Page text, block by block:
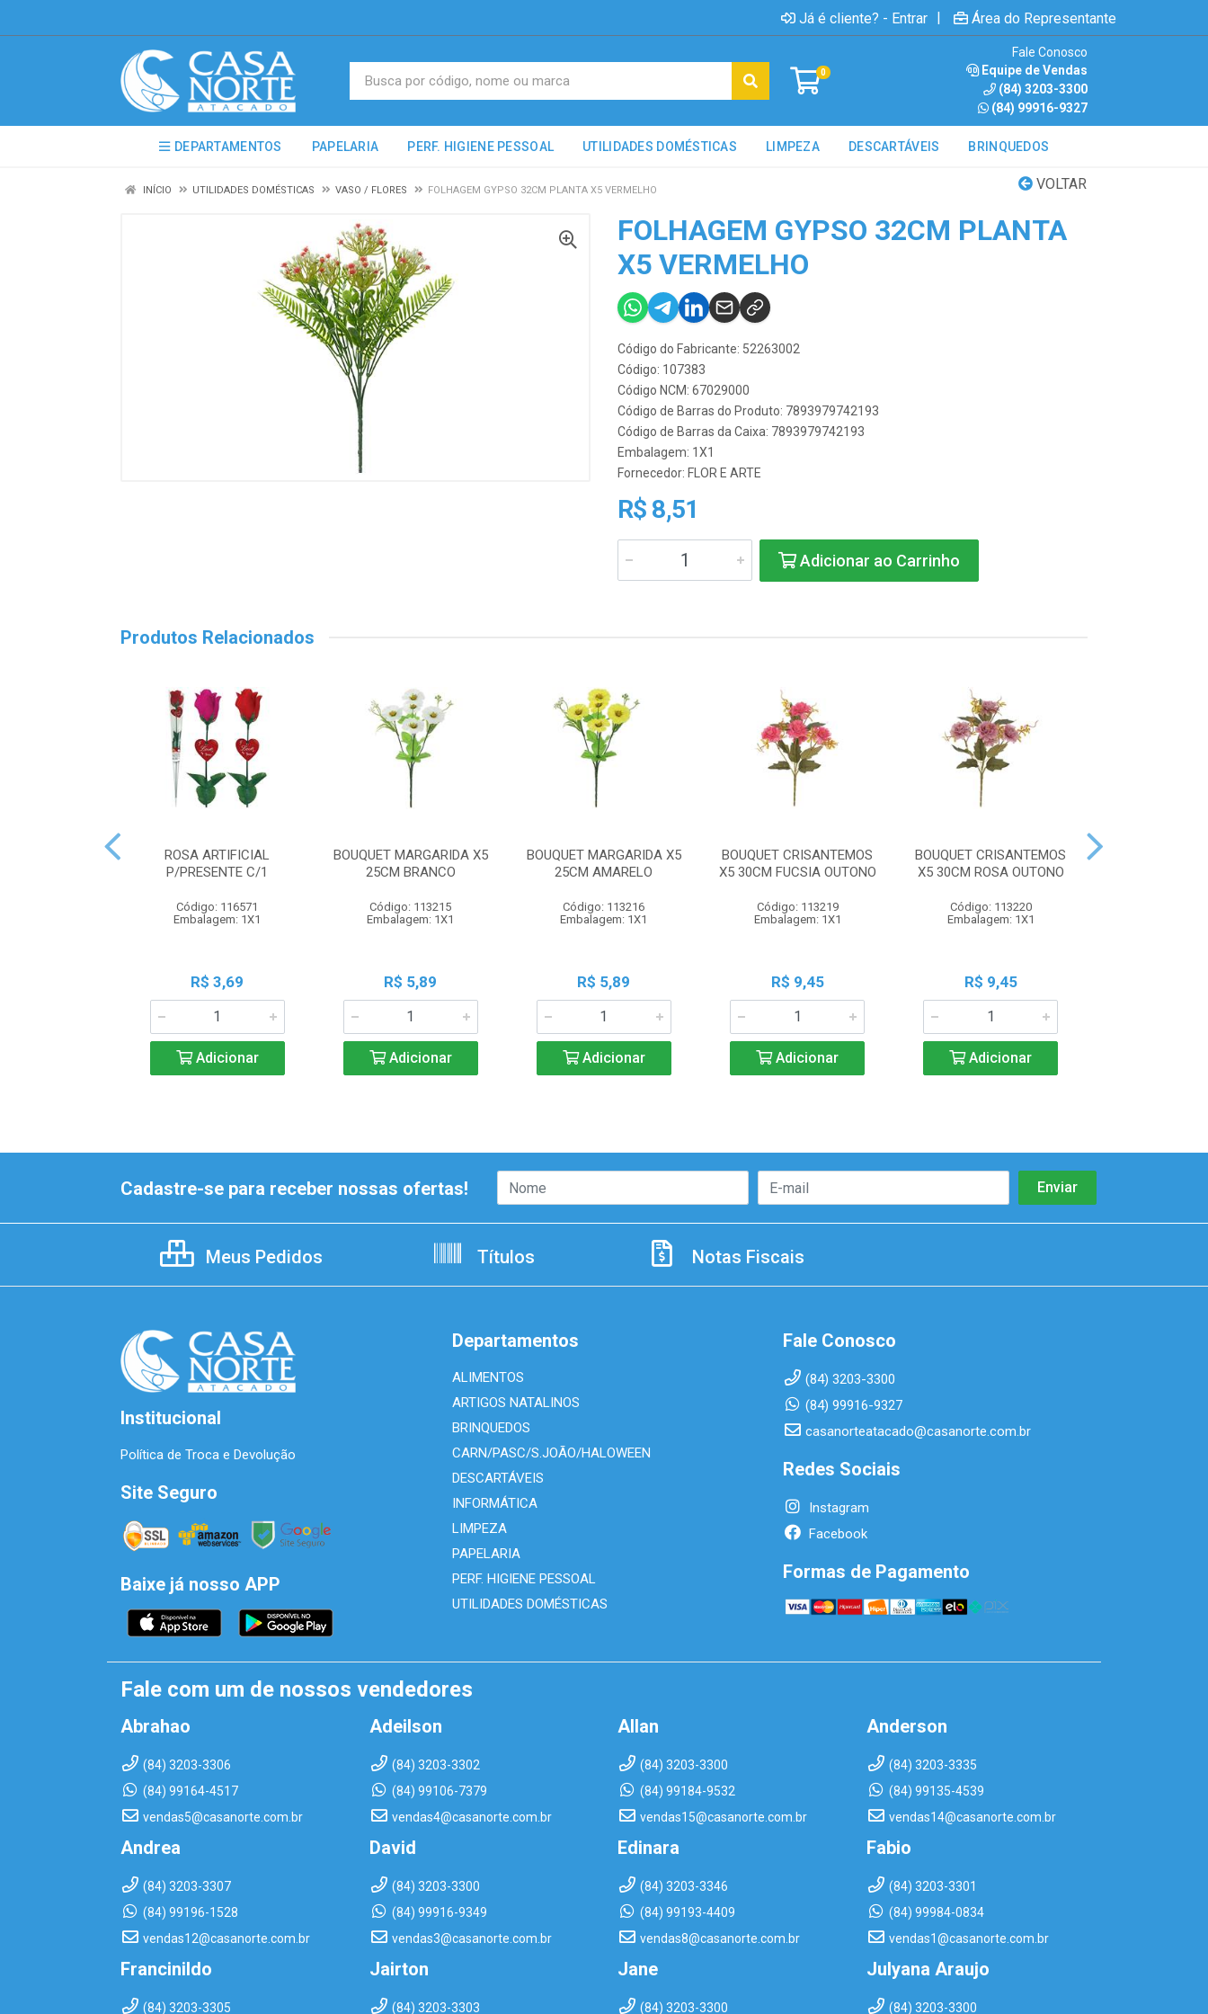
Já é cliente? - Entrar | Área do Representante
0
Fale Conosco
Equipe de Vendas
(84) 3203-3300
(84) 99916-9327
DEPARTAMENTOS PAPELARIA PERF. HIGIENE PESSOAL UTILIDADES DOMÉSTICAS LIMPEZA DESCARTÁVEIS BRINQUEDOS
VOLTAR
INÍCIO UTILIDADES DOMÉSTICAS VASO / FLORES FOLHAGEM GYPSO 32CM PLANTA X5 VERMELHO
FOLHAGEM GYPSO 32CM PLANTA
X5 VERMELHO
Código do Fabricante: 52263002
Código: 107383
Código NCM: 67029000
Código de Barras do Produto: 7893979742193
Código de Barras da Caixa: 7893979742193
Embalagem: 1X1
Fornecedor: FLOR E ARTE
R$ 8,51
Adicionar ao Carrinho
Produtos Relacionados
ROSA ARTIFICIAL
P/PRESENTE C/1
Código: 116571
Embalagem: 1X1
R$ 3,69
Adicionar
BOUQUET MARGARIDA X5
25CM BRANCO
Código: 113215
Embalagem: 1X1
R$ 5,89
Adicionar
BOUQUET MARGARIDA X5
25CM AMARELO
Código: 113216
Embalagem: 1X1
R$ 5,89
Adicionar
BOUQUET CRISANTEMOS
X5 30CM FUCSIA OUTONO
Código: 113219
Embalagem: 1X1
R$ 9,45
Adicionar
BOUQUET CRISANTEMOS
X5 30CM ROSA OUTONO
Código: 113220
Embalagem: 1X1
R$ 9,45
Adicionar
Cadastre-se para receber nossas ofertas!
Meus Pedidos Títulos Notas Fiscais
Institucional
Política de Troca e Devolução
Site Seguro
Baixe já nosso APP
Departamentos
ALIMENTOS
ARTIGOS NATALINOS
BRINQUEDOS
CARN/PASC/S.JOÃO/HALOWEEN
DESCARTÁVEIS
INFORMÁTICA
LIMPEZA
PAPELARIA
PERF. HIGIENE PESSOAL
UTILIDADES DOMÉSTICAS
Fale Conosco
(84) 3203-3300
(84) 99916-9327
casanorteatacado@casanorte.com.br
Redes Sociais
Instagram
Facebook
Formas de Pagamento
Fale com um de nossos vendedores
Abrahao
(84) 3203-3306
(84) 99164-4517
vendas5@casanorte.com.br
Adeilson
(84) 3203-3302
(84) 99106-7379
vendas4@casanorte.com.br
Allan
(84) 3203-3300
(84) 99184-9532
vendas15@casanorte.com.br
Anderson
(84) 3203-3335
(84) 99135-4539
vendas14@casanorte.com.br
Andrea
(84) 3203-3307
(84) 99196-1528
vendas12@casanorte.com.br
David
(84) 3203-3300
(84) 99916-9349
vendas3@casanorte.com.br
Edinara
(84) 3203-3346
(84) 99193-4409
vendas8@casanorte.com.br
Fabio
(84) 3203-3301
(84) 99984-0834
vendas1@casanorte.com.br
Francinildo
(84) 3203-3305
Jairton
(84) 3203-3303
Jane
(84) 3203-3300
Julyana Araujo
(84) 3203-3300